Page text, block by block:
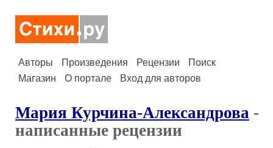
Авторы Произведения Рецензии
Поиск
Магазин
О портале Вход для авторов
Мария Курчина-Александрова -
написанные рецензии